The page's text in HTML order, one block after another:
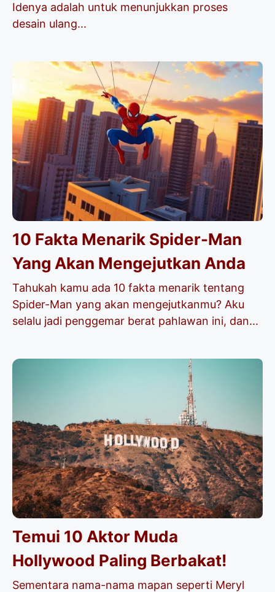
Idenya adalah untuk menunjukkan proses
desain ulang...
10 Fakta Menarik Spider-Man
Yang Akan Mengejutkan Anda
Tahukah kamu ada 10 fakta menarik tentang
Spider-Man yang akan mengejutkanmu? Aku
selalu jadi penggemar berat pahlawan ini, dan...
Temui 10 Aktor Muda
Hollywood Paling Berbakat!
Sementara nama-nama mapan seperti Meryl